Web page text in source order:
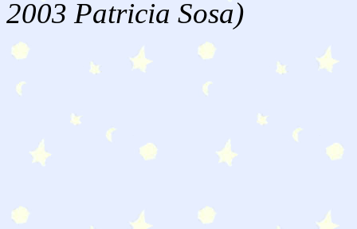
2003 Patricia Sosa)